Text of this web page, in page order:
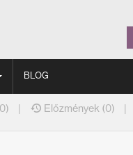
BLOG
0) | Előzmények (0) |